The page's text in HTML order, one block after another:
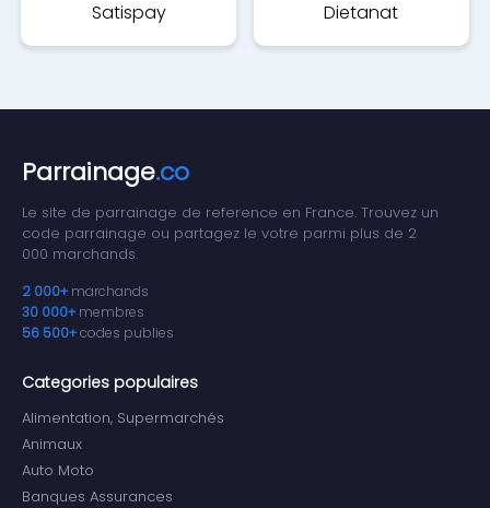
Satispay Dietanat
Parrainage.co
Le site de parrainage de reference en France. Trouvez un
code parrainage ou partagez le votre parmi plus de 2
000 marchands.
2 000+ marchands
30 000+ membres
56 500+codes publies
Categories populaires
Alimentation, Supermarchés
Animaux
Auto Moto
Banques Assurances